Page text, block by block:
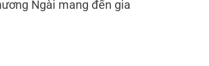
Ngài mang đến gia